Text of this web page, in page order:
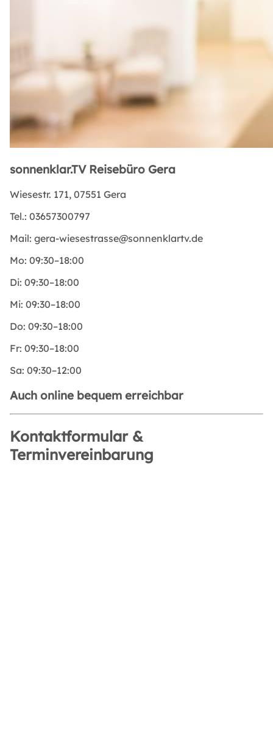
sonnenklar.TV Reisebüro Gera
Wiesestr. 171, 07551 Gera
Tel.: 03657300797
Mail: gera-wiesestrasse@sonnenklartv.de
Mo: 09:30–18:00
Di: 09:30–18:00
Mi: 09:30–18:00
Do: 09:30–18:00
Fr: 09:30–18:00
Sa: 09:30–12:00
Auch online bequem erreichbar
Kontaktformular &
Terminvereinbarung